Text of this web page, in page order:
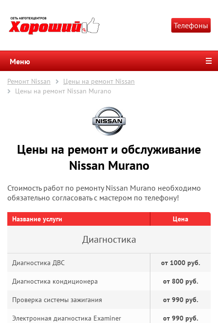
Телефоны
Меню
Ремонт Nissan
Цены на ремонт Nissan
Цены на ремонт Nissan Murano
Цены на ремонт и обслуживание
Nissan Murano
Стоимость работ по ремонту Nissan Murano необходимо
обязательно согласовать с мастером по телефону!
Название услуги Цена
Диагностика
Диагностика ДВС от 1000 руб.
Диагностика кондиционера от 800 руб.
Проверка системы зажигания от 990 руб.
Электронная диагностика Examiner от 990 руб.